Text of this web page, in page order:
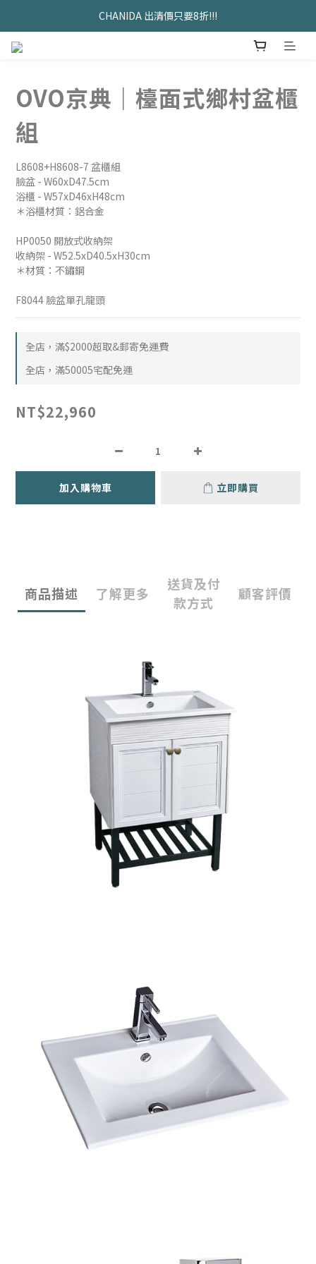
久坐神器>>坐&靠墊組合只要$1488
CHANIDA 出清價只要8折!!!
OVO京典｜檯面式鄉村盆櫃
組
L8608+H8608-7 盆櫃組
臉盆 - W60xD47.5cm
浴櫃 - W57xD46xH48cm
＊浴櫃材質：鋁合金
HP0050 開放式收納架
收納架 - W52.5xD40.5xH30cm
＊材質：不鏽鋼
F8044 臉盆單孔龍頭
全店，滿$2000超取&郵寄免運費
全店，滿50005宅配免運
NT$22,960
加入購物車 立即購買
商品描述 了解更多
送貨及付
款方式
顧客評價